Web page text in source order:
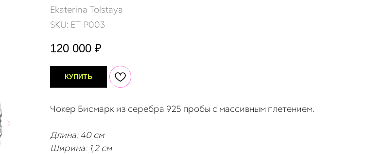
Ekaterina Tolstaya
SKU: ET-P003
120 000 ₽
КУПИТЬ
Чокер Бисмарк из серебра 925 пробы с массивным плетением.
Длина: 40 см
Ширина: 1,2 см